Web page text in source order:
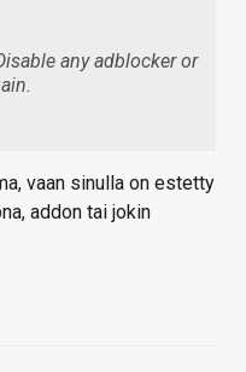
any adblocker or
vaan sinulla on estetty
addon tai jokin